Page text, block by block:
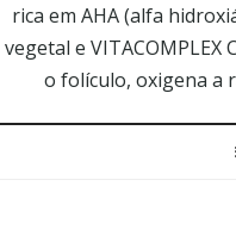
rica em AHA (alfa
vegetal e VITACOMPLEX
o folículo, oxigena a